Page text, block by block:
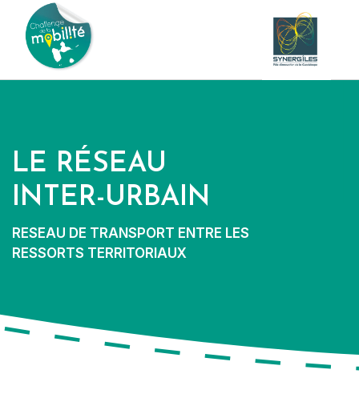
LE RÉSEAU
INTER-URBAIN
RESEAU DE TRANSPORT ENTRE LES
RESSORTS TERRITORIAUX